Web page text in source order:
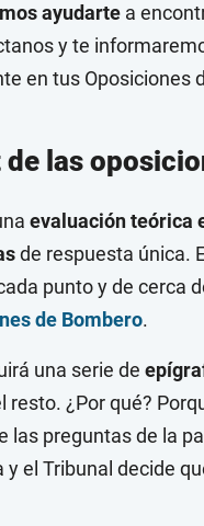
ayudarte a
y te
en tus Oposiciones
de las
evaluación teórica
de respuesta única.
punto y de cerca
de Bombero.
una serie de
resto. ¿Por qué?
las preguntas de la
el Tribunal decide